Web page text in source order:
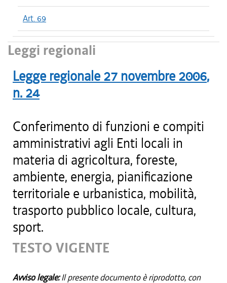
Art. 69
Leggi regionali
Legge regionale 27 novembre 2006,
n. 24
Conferimento di funzioni e compiti
amministrativi agli Enti locali in
materia di agricoltura, foreste,
ambiente, energia, pianificazione
territoriale e urbanistica, mobilità,
trasporto pubblico locale, cultura,
sport.
TESTO VIGENTE
Avviso legale:Il presente documento è riprodotto, con